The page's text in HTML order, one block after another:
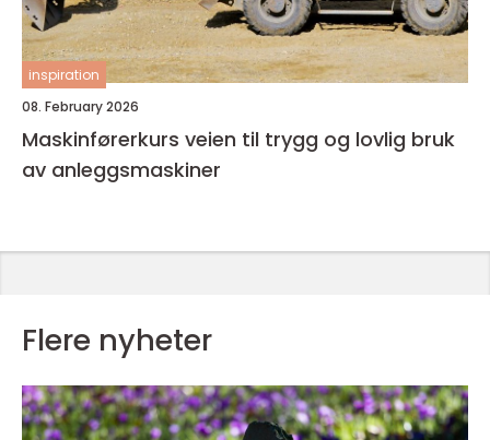
inspiration
08. February 2026
Maskinførerkurs veien til trygg og lovlig bruk
av anleggsmaskiner
Flere nyheter